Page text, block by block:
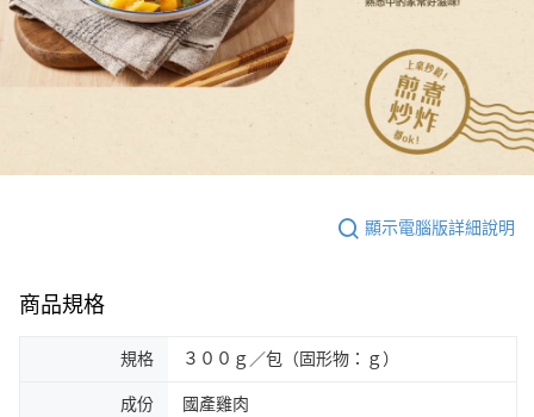
顯示電腦版詳細說明
商品規格
規格 ３００ｇ／包（固形物：ｇ）
成份 國產雞肉